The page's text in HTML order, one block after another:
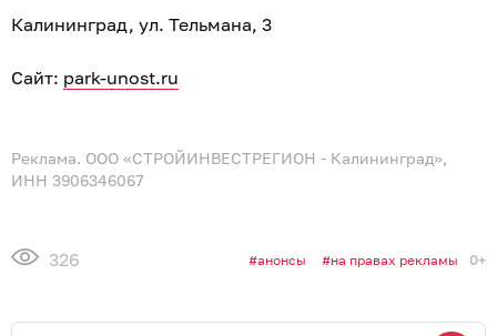
Калининград, ул. Тельмана, 3
Сайт: park-unost.ru
Реклама. ООО «СТРОЙИНВЕСТРЕГИОН - Калининград»,
ИНН 3906346067
326 анонсы на правах рекламы 0+